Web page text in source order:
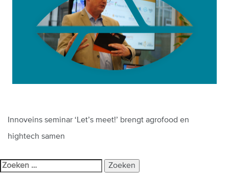
Innoveins seminar ‘Let’s meet!’ brengt agrofood en
hightech samen
Zoeken